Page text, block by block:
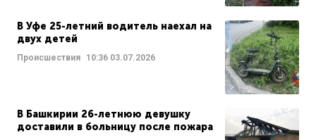
В Уфе 25-летний водитель наехал на
двух детей
Происшествия 10:36 03.07.2026
В Башкирии 26-летнюю девушку
доставили в больницу после пожара